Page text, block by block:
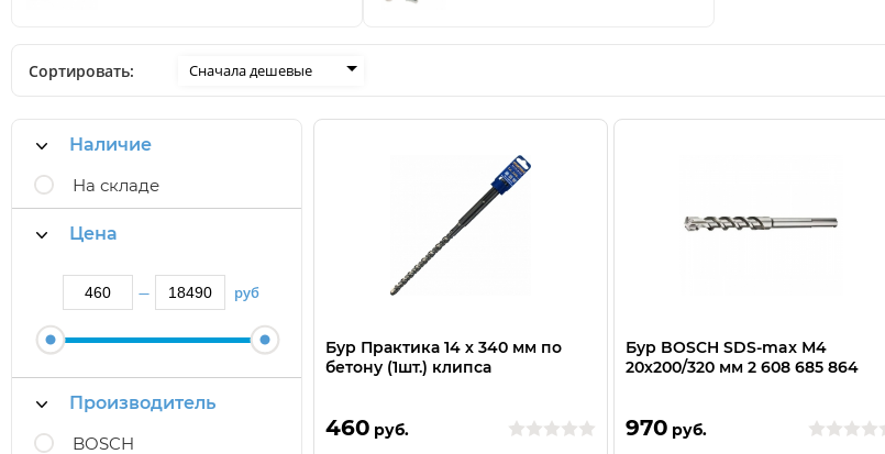
Сортировать: Сначала дешевые
Наличие
На складе
Цена
— руб
Производитель
BOSCH
Бур Практика 14 х 340 мм по
бетону (1шт.) клипса
460 руб.
Бур BOSCH SDS-max М4
20х200/320 мм 2 608 685 864
970 руб.